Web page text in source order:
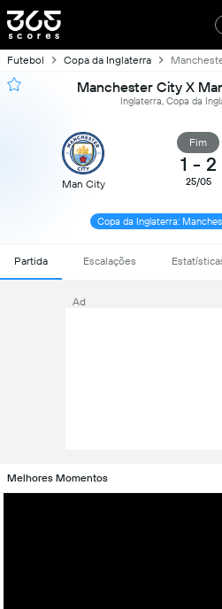
Futebol Copa da Inglaterra
Manchester City X
Inglaterra, Copa da
Man City
Fim
1 - 2
25/05
Copa da Inglaterra:
Partida Escalações
Ad
Melhores Momentos